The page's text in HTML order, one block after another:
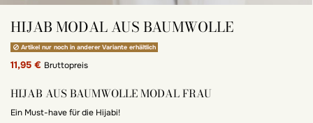
HIJAB MODAL AUS BAUMWOLLE
Artikel nur noch in anderer Variante erhältlich
11,95 € Bruttopreis
HIJAB AUS BAUMWOLLE MODAL FRAU
Ein Must-have für die Hijabi!